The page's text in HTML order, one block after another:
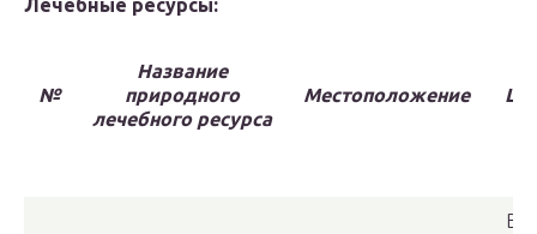
Лечебные ресурсы:
№
Название
природного
лечебного ресурса
Местоположение